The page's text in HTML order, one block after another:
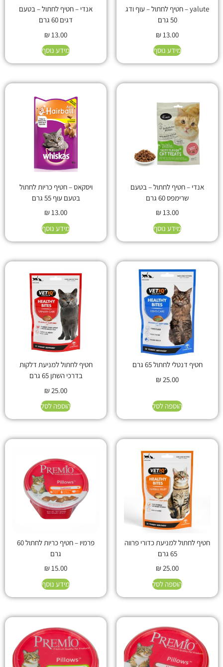
yalute – חטיף לחתול – עוף ודג
50 גרם
₪13.00
מידע נוסף
אנדי – חטיף לחתול – בטעם
דגים 60 גרם
₪13.00
מידע נוסף
אנדי – חטיף לחתול – בטעם
שרימפס 60 גרם
₪13.00
מידע נוסף
ויסקאס – חטיף כריות לחתול
בטעם עוף 55 גרם
₪13.00
מידע נוסף
חטיף דנטלי לחתול 65 גרם
₪25.00
הוספה לסל
חטיף לחתול למניעת דלקות
בדרכי השתן 65 גרם
₪25.00
הוספה לסל
חטיף לחתול למניעת כדורי פרווה
65 גרם
₪25.00
הוספה לסל
פרמיו – חטיף כריות לחתול 60
גרם
₪15.00
מידע נוסף